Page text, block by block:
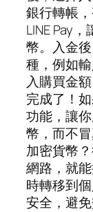
銀行轉帳
LINE Pay
幣。入金
種，例如
入購買金
完成了！
功能，讓
幣，而不
加密貨幣
網路，就
時轉移到
安全，避免